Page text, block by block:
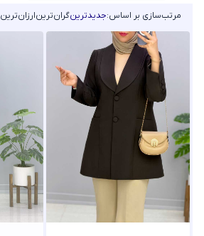
مرتب‌سازی بر اساس:جدیدترینگران‌ترینارزان‌ترین